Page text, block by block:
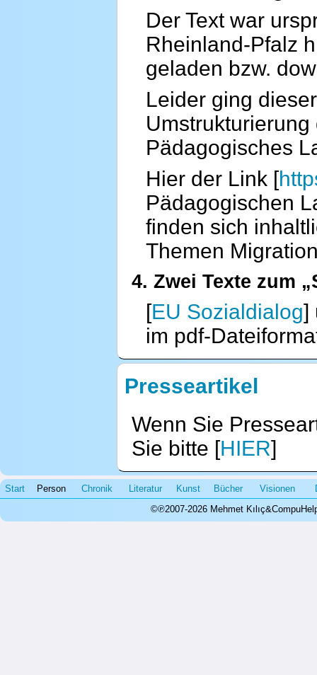
Der Text war
Rheinland-Pfalz
geladen bzw.
Leider ging
Pädagogisches
Hier der Link [
Pädagogischen
finden sich
Themen
4. Zwei Texte zum
[EU Sozialdialog]
im pdf-
Presseartikel
Wenn Sie
Sie bitte [HIER]
Start Person Chronik Literatur Kunst Bücher Visionen
©℗2007-2026 Mehmet